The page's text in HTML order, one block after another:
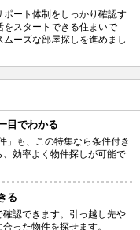
ート体制をしっかり確認す
をスタートできる住まいで
ーズな部屋探しを進めまし
目でわかる
」も、この特集なら条件付き
効率よく物件探しが可能で
る
認できます。引っ越し先や
った物件を探せます。